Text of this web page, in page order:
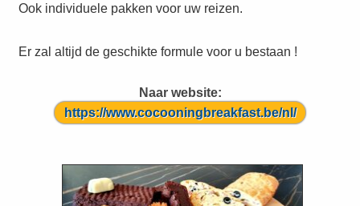
Ook individuele pakken voor uw reizen.
Er zal altijd de geschikte formule voor u bestaan !
Naar website:
https://www.cocooningbreakfast.be/nl/